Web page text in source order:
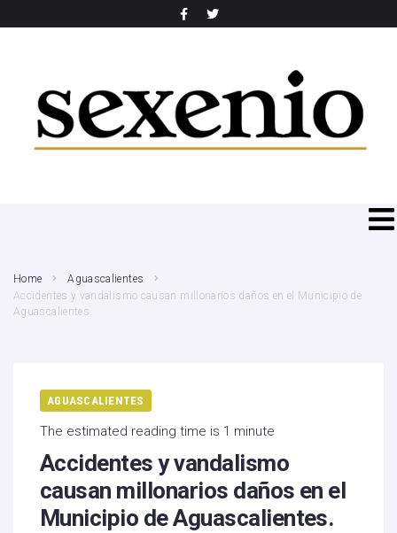
Home
Aguascalientes
Accidentes y vandalismo causan millonarios daños en el Municipio de
Aguascalientes.
AGUASCALIENTES
The estimated reading time is 1 minute
Accidentes y vandalismo
causan millonarios daños en el
Municipio de Aguascalientes.
SEARCH THIS WEBSITE